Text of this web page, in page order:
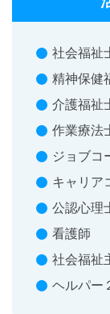
社会福祉
精神保健
介護福祉
作業療法
ジョブコ
キャリア
公認心理
看護師
社会福祉
ヘルパー